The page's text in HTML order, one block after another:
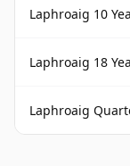
Laphroaig 10
Laphroaig 18
Laphroaig